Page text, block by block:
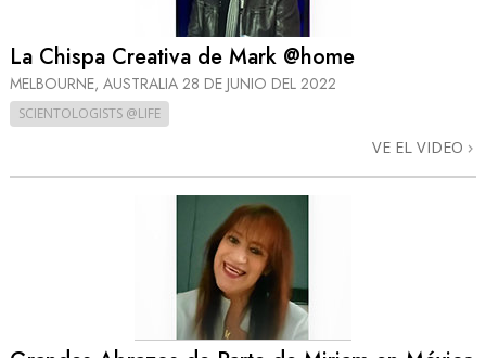
La Chispa Creativa de Mark @home
MELBOURNE, AUSTRALIA 28 DE JUNIO DEL 2022
SCIENTOLOGISTS @LIFE
VE EL VIDEO